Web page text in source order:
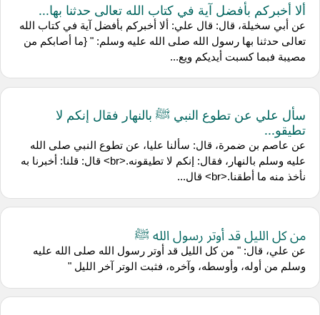
ألا أخبركم بأفضل آية في كتاب الله تعالى حدثنا بها...
عن أبي سخيلة، قال: قال علي: ألا أخبركم بأفضل آية في كتاب الله
تعالى حدثنا بها رسول الله صلى الله عليه وسلم: " {ما أصابكم من
مصيبة فبما كسبت أيديكم ويع...
سأل علي عن تطوع النبي ﷺ بالنهار فقال إنكم لا
تطيقو...
عن عاصم بن ضمرة، قال: سألنا عليا، عن تطوع النبي صلى الله
عليه وسلم بالنهار، فقال: إنكم لا تطيقونه.<br> قال: قلنا: أخبرنا به
نأخذ منه ما أطقنا.<br> قال...
من كل الليل قد أوتر رسول الله ﷺ
عن علي، قال: " من كل الليل قد أوتر رسول الله صلى الله عليه
وسلم من أوله، وأوسطه، وآخره، فثبت الوتر آخر الليل "